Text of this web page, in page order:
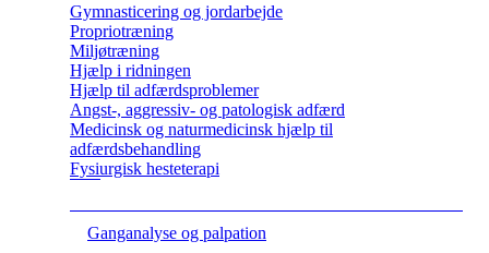
Gymnasticering og jordarbejde
Propriotræning
Miljøtræning
Hjælp i ridningen
Hjælp til adfærdsproblemer
Angst-, aggressiv- og patologisk adfærd
Medicinsk og naturmedicinsk hjælp til
adfærdsbehandling
Fysiurgisk hesteterapi
Ganganalyse og palpation